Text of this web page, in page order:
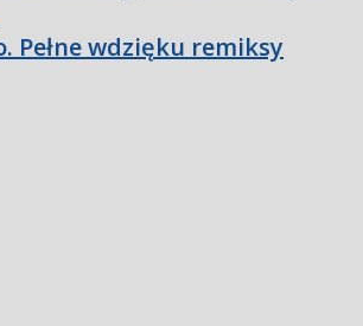
Pełne wdzięku remiksy